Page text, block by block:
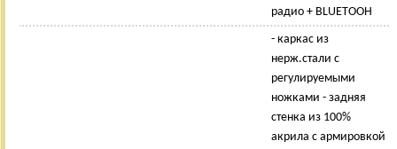
радио + BLUETOOH
- каркас из
нерж.стали с
регулируемыми
ножками - задняя
стенка из 100%
акрила с армировкой